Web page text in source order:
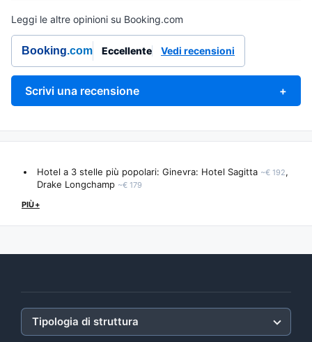
Leggi le altre opinioni su Booking.com
Booking.com Eccellente Vedi recensioni
Scrivi una recensione +
Hotel a 3 stelle più popolari: Ginevra: Hotel Sagitta ~€ 192,
Drake Longchamp ~€ 179
PIÙ+
Tipologia di struttura